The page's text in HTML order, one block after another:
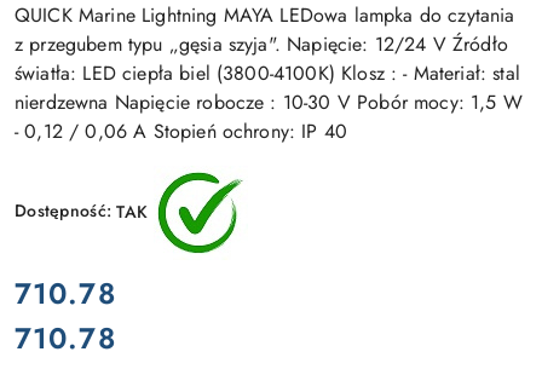
QUICK Marine Lightning MAYA LEDowa lampka do czytania
z przegubem typu „gęsia szyja". Napięcie: 12/24 V Źródło
światła: LED ciepła biel (3800-4100K) Klosz : - Materiał: stal
nierdzewna Napięcie robocze : 10-30 V Pobór mocy: 1,5 W
- 0,12 / 0,06 A Stopień ochrony: IP 40
Dostępność:TAK
cena:
710.78
Cena:
710.78